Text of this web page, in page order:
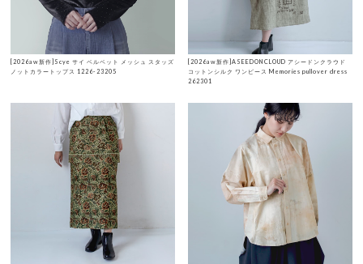
[2026aw新作]Scye サイ ベルベット メッシュ スタッズ
ノットカラートップス 1226-23205
[2026aw新作]ASEEDONCLOUD アシードンクラウド
コットンシルク ワンピース Memories pullover dress
262301